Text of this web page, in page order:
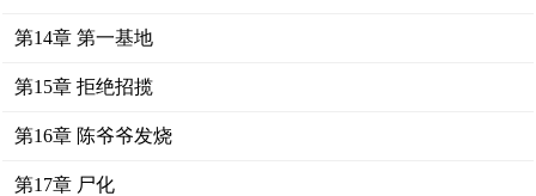
第14章 第一基地
第15章 拒绝招揽
第16章 陈爷爷发烧
第17章 尸化